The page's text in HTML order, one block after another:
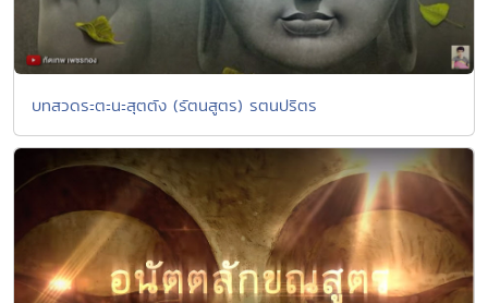
บทสวดระตะนะสุตตัง (รัตนสูตร) รตนปริตร